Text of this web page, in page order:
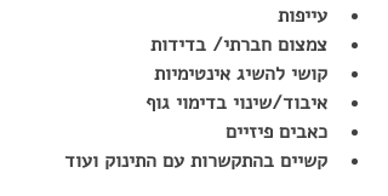
עייפות
צמצום חברתי/ בדידות
קושי להשיג אינטימיות
איבוד/שינוי בדימוי גוף
כאבים פיזיים
קשיים בהתקשרות עם התינוק ועוד